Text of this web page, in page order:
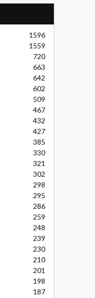
1596
1559
720
663
642
602
509
467
432
427
385
330
321
302
298
295
286
259
248
239
230
210
201
198
187